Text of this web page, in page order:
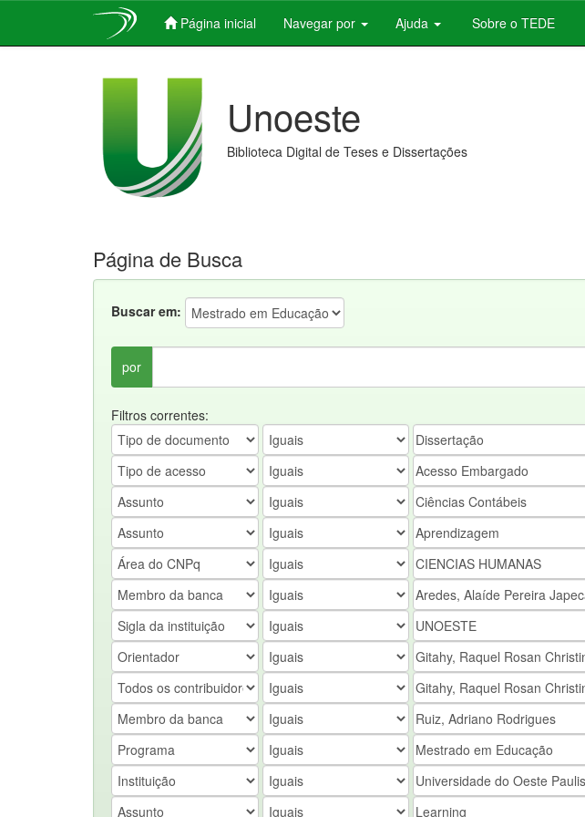
Página inicial Navegar por Ajuda Sobre o TEDE
Unoeste
Biblioteca Digital de Teses e Dissertações
Página de Busca
Buscar em:
por
Filtros correntes: